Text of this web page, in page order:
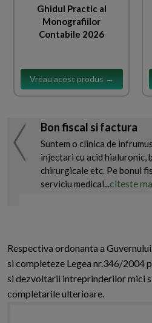
Ghidul Practic al
Monografiilor
Contabile 2026
Vreau acest produs →
Bon fiscal si factura
Suntem o clinica de
injectari cu acid
chirurgicale etc. Pe bonul
serviciu medical...citeste
Respectiva ordonanta a
si completeze Legea nr.346/2004
si dezvoltarii intreprinderilor mici
completarile ulterioare.